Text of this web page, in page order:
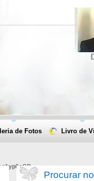
Procurar
de Fotos Livro de